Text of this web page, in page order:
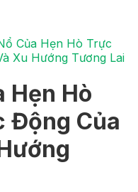
Của Hẹn Hò Trực
Xu Hướng Tương Lai
Hẹn Hò
Động Của